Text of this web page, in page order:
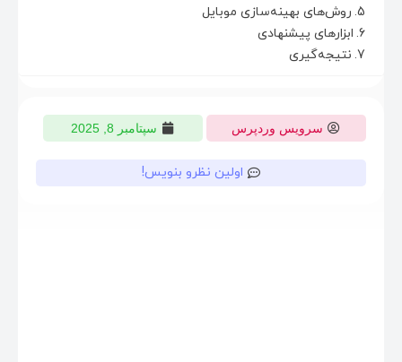
روش‌های بهینه‌سازی موبایل
ابزارهای پیشنهادی
نتیجه‌گیری
سرویس وردپرس سپتامبر 8, 2025
اولین نظرو بنویس!